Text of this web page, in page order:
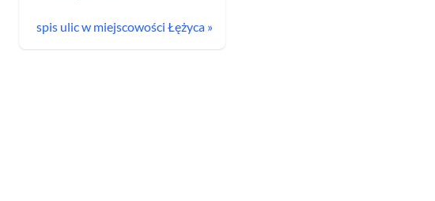
spis ulic w miejscowości Łężyca»